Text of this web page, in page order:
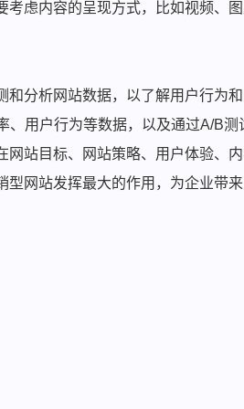
考虑内容的呈现方式，比如视频、
和分析网站数据，以了解用户行为
用户行为等数据，以及通过A/B测
网站目标、网站策略、用户体验、
网站发挥最大的作用，为企业带来